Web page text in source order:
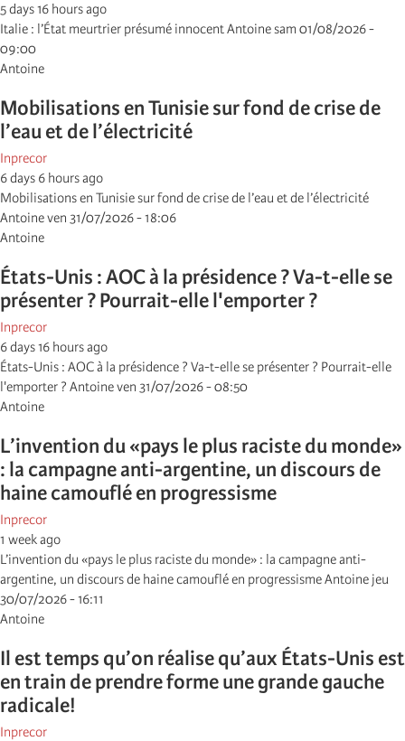
5 days 16 hours ago
Italie : l’État meurtrier présumé innocent Antoine sam 01/08/2026 -
09:00
Antoine
Mobilisations en Tunisie sur fond de crise de
l’eau et de l’électricité
Inprecor
6 days 6 hours ago
Mobilisations en Tunisie sur fond de crise de l’eau et de l’électricité
Antoine ven 31/07/2026 - 18:06
Antoine
États-Unis : AOC à la présidence ? Va-t-elle se
présenter ? Pourrait-elle l'emporter ?
Inprecor
6 days 16 hours ago
États-Unis : AOC à la présidence ? Va-t-elle se présenter ? Pourrait-elle
l'emporter ? Antoine ven 31/07/2026 - 08:50
Antoine
L’invention du «pays le plus raciste du monde»
: la campagne anti-argentine, un discours de
haine camouflé en progressisme
Inprecor
1 week ago
L’invention du «pays le plus raciste du monde» : la campagne anti-
argentine, un discours de haine camouflé en progressisme Antoine jeu
30/07/2026 - 16:11
Antoine
Il est temps qu’on réalise qu’aux États-Unis est
en train de prendre forme une grande gauche
radicale!
Inprecor